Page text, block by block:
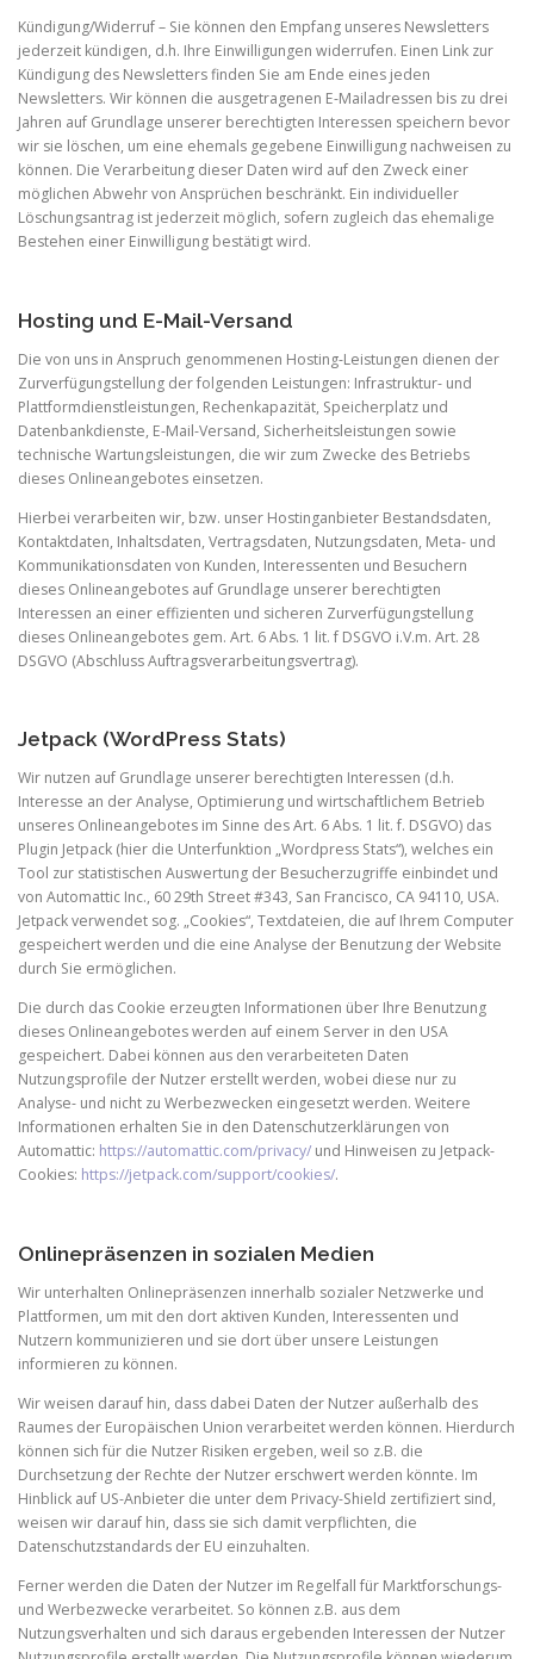
Kündigung/Widerruf – Sie können den Empfang unseres Newsletters
jederzeit kündigen, d.h. Ihre Einwilligungen widerrufen. Einen Link zur
Kündigung des Newsletters finden Sie am Ende eines jeden
Newsletters. Wir können die ausgetragenen E-Mailadressen bis zu drei
Jahren auf Grundlage unserer berechtigten Interessen speichern bevor
wir sie löschen, um eine ehemals gegebene Einwilligung nachweisen zu
können. Die Verarbeitung dieser Daten wird auf den Zweck einer
möglichen Abwehr von Ansprüchen beschränkt. Ein individueller
Löschungsantrag ist jederzeit möglich, sofern zugleich das ehemalige
Bestehen einer Einwilligung bestätigt wird.
Hosting und E-Mail-Versand
Die von uns in Anspruch genommenen Hosting-Leistungen dienen der
Zurverfügungstellung der folgenden Leistungen: Infrastruktur- und
Plattformdienstleistungen, Rechenkapazität, Speicherplatz und
Datenbankdienste, E-Mail-Versand, Sicherheitsleistungen sowie
technische Wartungsleistungen, die wir zum Zwecke des Betriebs
dieses Onlineangebotes einsetzen.
Hierbei verarbeiten wir, bzw. unser Hostinganbieter Bestandsdaten,
Kontaktdaten, Inhaltsdaten, Vertragsdaten, Nutzungsdaten, Meta- und
Kommunikationsdaten von Kunden, Interessenten und Besuchern
dieses Onlineangebotes auf Grundlage unserer berechtigten
Interessen an einer effizienten und sicheren Zurverfügungstellung
dieses Onlineangebotes gem. Art. 6 Abs. 1 lit. f DSGVO i.V.m. Art. 28
DSGVO (Abschluss Auftragsverarbeitungsvertrag).
Jetpack (WordPress Stats)
Wir nutzen auf Grundlage unserer berechtigten Interessen (d.h.
Interesse an der Analyse, Optimierung und wirtschaftlichem Betrieb
unseres Onlineangebotes im Sinne des Art. 6 Abs. 1 lit. f. DSGVO) das
Plugin Jetpack (hier die Unterfunktion „Wordpress Stats“), welches ein
Tool zur statistischen Auswertung der Besucherzugriffe einbindet und
von Automattic Inc., 60 29th Street #343, San Francisco, CA 94110, USA.
Jetpack verwendet sog. „Cookies“, Textdateien, die auf Ihrem Computer
gespeichert werden und die eine Analyse der Benutzung der Website
durch Sie ermöglichen.
Die durch das Cookie erzeugten Informationen über Ihre Benutzung
dieses Onlineangebotes werden auf einem Server in den USA
gespeichert. Dabei können aus den verarbeiteten Daten
Nutzungsprofile der Nutzer erstellt werden, wobei diese nur zu
Analyse- und nicht zu Werbezwecken eingesetzt werden. Weitere
Informationen erhalten Sie in den Datenschutzerklärungen von
Automattic: https://automattic.com/privacy/ und Hinweisen zu Jetpack-
Cookies: https://jetpack.com/support/cookies/.
Onlinepräsenzen in sozialen Medien
Wir unterhalten Onlinepräsenzen innerhalb sozialer Netzwerke und
Plattformen, um mit den dort aktiven Kunden, Interessenten und
Nutzern kommunizieren und sie dort über unsere Leistungen
informieren zu können.
Wir weisen darauf hin, dass dabei Daten der Nutzer außerhalb des
Raumes der Europäischen Union verarbeitet werden können. Hierdurch
können sich für die Nutzer Risiken ergeben, weil so z.B. die
Durchsetzung der Rechte der Nutzer erschwert werden könnte. Im
Hinblick auf US-Anbieter die unter dem Privacy-Shield zertifiziert sind,
weisen wir darauf hin, dass sie sich damit verpflichten, die
Datenschutzstandards der EU einzuhalten.
Ferner werden die Daten der Nutzer im Regelfall für Marktforschungs-
und Werbezwecke verarbeitet. So können z.B. aus dem
Nutzungsverhalten und sich daraus ergebenden Interessen der Nutzer